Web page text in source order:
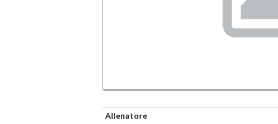
Allenatore